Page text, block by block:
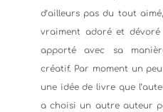
d’ailleurs pas du tout aimé,
vraiment adoré et
apporté avec sa
créatif. Par moment un
une idée de livre que
a choisi un autre auteur